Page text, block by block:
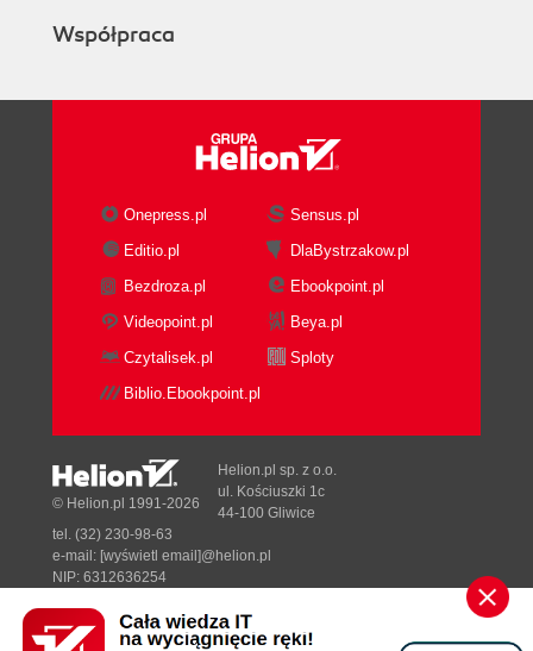
Współpraca
Onepress.pl
Sensus.pl
Editio.pl
DlaBystrzakow.pl
Bezdroza.pl
Ebookpoint.pl
Videopoint.pl
Beya.pl
Czytalisek.pl
Sploty
Biblio.Ebookpoint.pl
Designed with ♥ byTonik.pl
© Helion.pl 1991-2026
Helion.pl sp. z o.o.
ul. Kościuszki 1c
44-100 Gliwice
tel. (32) 230-98-63
e-mail: [wyświetl email]@helion.pl
NIP: 6312636254